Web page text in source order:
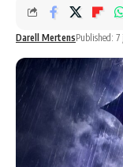
Darell MertensPublished: